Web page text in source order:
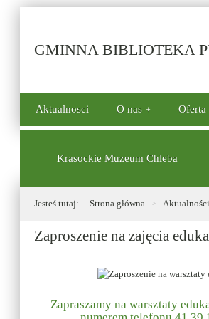
GMINNA BIBLIOTEKA
Aktualnosci O nas Oferta
Krasockie Muzeum Chleba
Jesteś tutaj: Strona główna Aktualności
Zaproszenie na zajęcia
Zapraszamy na warsztaty